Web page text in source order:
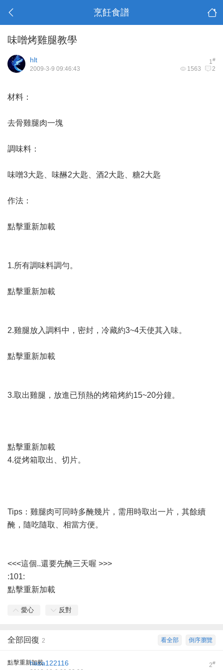
烹飪食譜
味噌烤雞腿教學
1#
hlt
1563 2
2009-3-9 09:46:43
材料：
去骨雞腿肉一塊
調味料：
味噌3大匙、味醂2大匙、酒2大匙、糖2大匙
作法：
點擊重新加載
1.所有調味料調勻。
點擊重新加載
2.雞腿放入調料中，密封，冷藏約3~4天使其入味。
點擊重新加載
3.取出雞腿，放進已預熱的烤箱烤約15~20分鐘。
點擊重新加載
4.從烤箱取出、切片。
Tips：雞腿肉可同時多醃幾片，需用時取出一片，其餘續
醃，隨吃隨取、相當方便。
<<<這個..還要先醃三天喔 >>>
:101:
點擊重新加載
愛心 反對
倒序瀏覽
看全部
全部回復 2
點擊重新加載 2#
haza122116